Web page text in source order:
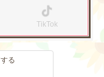
TikTok
る